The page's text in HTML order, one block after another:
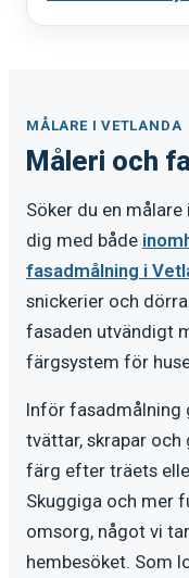
MÅLARE I VETLANDA
Måleri och
Söker du en
dig med både
fasadmålning i
snickerier och
fasaden utvändigt
färgsystem för
Inför fasadmålning
tvättar, skrapar och
färg efter träets
Skuggiga och mer
omsorg, något vi
hembesöket. Som